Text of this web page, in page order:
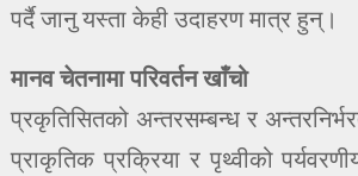
पर्दै जानु यस्ता केही उदाहरण मात्र हुन्।
मानव चेतनामा परिवर्तन खाँचो
प्रकृतिसितको अन्तरसम्बन्ध र
प्राकृतिक प्रक्रिया र पृथ्वीको